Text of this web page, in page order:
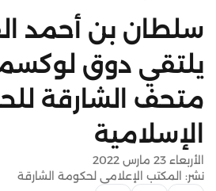
سلطان بن أحمد
يلتقي دوق
متحف الشارقة
الإسلامية
الأربعاء 23 مارس 2022
نشر: المكتب الإعلامي لحكومة الشارقة